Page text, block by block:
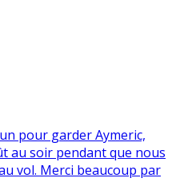
pour garder Aymeric,
au soir pendant que nous
vol. Merci beaucoup par